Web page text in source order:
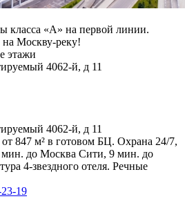
«А» на первой линии.
Москву-реку!
этажи
4062-й, д 11
4062-й, д 11
847 м² в готовом БЦ. Охрана 24/7,
мин. до Москва Сити, 9 мин. до
4-звездного отеля. Речные
19